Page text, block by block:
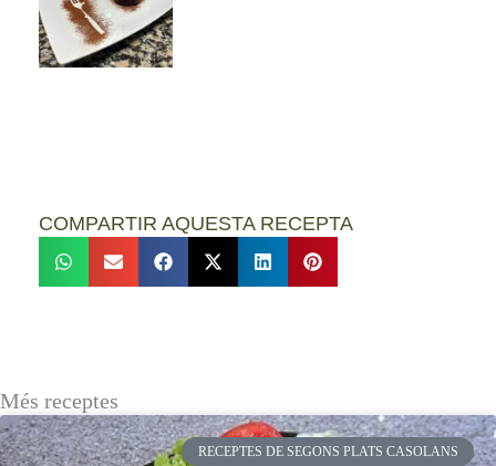
COMPARTIR AQUESTA RECEPTA
Més receptes
RECEPTES DE SEGONS PLATS CASOLANS